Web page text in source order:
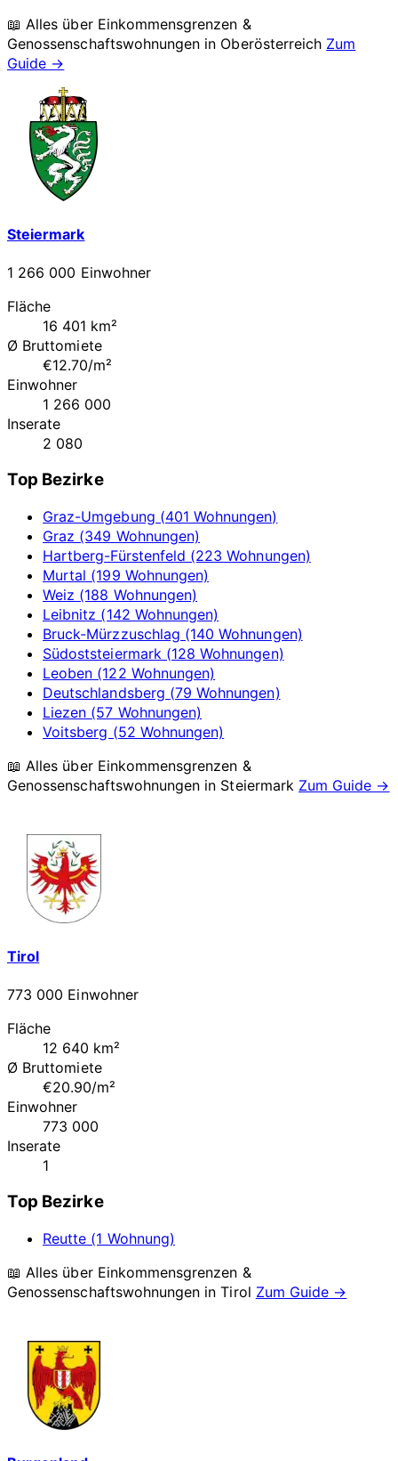
📖 Alles über Einkommensgrenzen &
Genossenschaftswohnungen in Oberösterreich Zum
Guide →
Steiermark
1 266 000 Einwohner
Fläche
16 401 km²
Ø Bruttomiete
€12.70/m²
Einwohner
1 266 000
Inserate
2 080
Top Bezirke
Graz-Umgebung (401 Wohnungen)
Graz (349 Wohnungen)
Hartberg-Fürstenfeld (223 Wohnungen)
Murtal (199 Wohnungen)
Weiz (188 Wohnungen)
Leibnitz (142 Wohnungen)
Bruck-Mürzzuschlag (140 Wohnungen)
Südoststeiermark (128 Wohnungen)
Leoben (122 Wohnungen)
Deutschlandsberg (79 Wohnungen)
Liezen (57 Wohnungen)
Voitsberg (52 Wohnungen)
📖 Alles über Einkommensgrenzen &
Genossenschaftswohnungen in Steiermark Zum Guide →
Tirol
773 000 Einwohner
Fläche
12 640 km²
Ø Bruttomiete
€20.90/m²
Einwohner
773 000
Inserate
1
Top Bezirke
Reutte (1 Wohnung)
📖 Alles über Einkommensgrenzen &
Genossenschaftswohnungen inTirol Zum Guide →